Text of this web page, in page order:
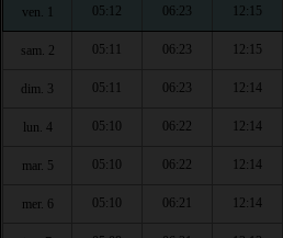
ven. 1 05:12 06:23 12:15
sam. 2 05:11 06:23 12:15
dim. 3 05:11 06:23 12:14
lun. 4 05:10 06:22 12:14
mar. 5 05:10 06:22 12:14
mer. 6 05:10 06:21 12:14